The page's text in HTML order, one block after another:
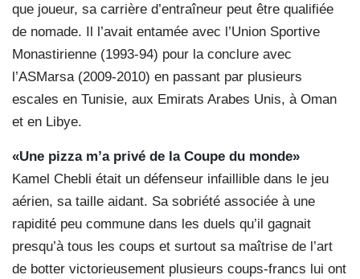
que joueur, sa carrière d’entraîneur peut être qualifiée
de nomade. Il l’avait entamée avec l’Union Sportive
Monastirienne (1993-94) pour la conclure avec
l’ASMarsa (2009-2010) en passant par plusieurs
escales en Tunisie, aux Emirats Arabes Unis, à Oman
et en Libye.
«Une pizza m’a privé de la Coupe du monde»
Kamel Chebli était un défenseur infaillible dans le jeu
aérien, sa taille aidant. Sa sobriété associée à une
rapidité peu commune dans les duels qu’il gagnait
presqu’à tous les coups et surtout sa maîtrise de l’art
de botter victorieusement plusieurs coups-francs lui ont